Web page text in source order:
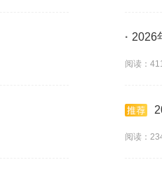
· 2026
阅读：
阅读：